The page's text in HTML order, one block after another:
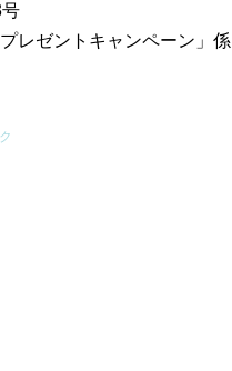
レゼントキャンペーン」係